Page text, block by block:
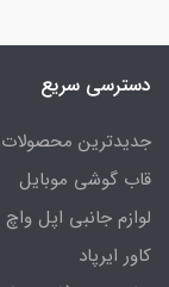
دسترسی سریع
جدیدترین محصولات
قاب گوشی موبایل
لوازم جانبی اپل واچ
کاور ایرپاد